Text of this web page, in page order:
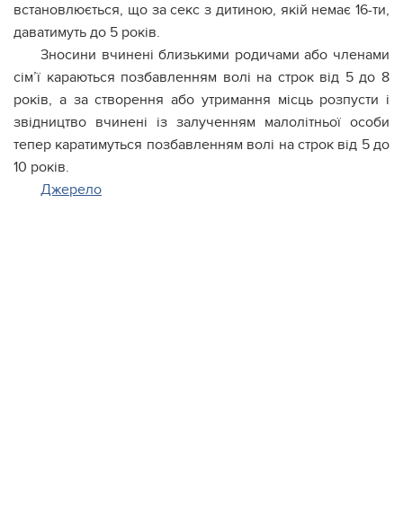
встановлюється, що за секс з дитиною, якій немає 16-ти,
даватимуть до 5 років.
Зносини вчинені близькими родичами або членами
сім’ї караються позбавленням волі на строк від 5 до 8
років, а за створення або утримання місць розпусти і
звідництво вчинені із залученням малолітньої особи
тепер каратимуться позбавленням волі на строк від 5 до
10 років.
Джерело